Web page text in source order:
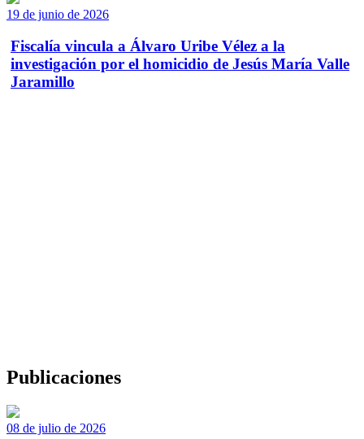
19 de junio de 2026
Fiscalía vincula a Álvaro Uribe Vélez a la
investigación por el homicidio de Jesús María Valle
Jaramillo
Publicaciones
08 de julio de 2026